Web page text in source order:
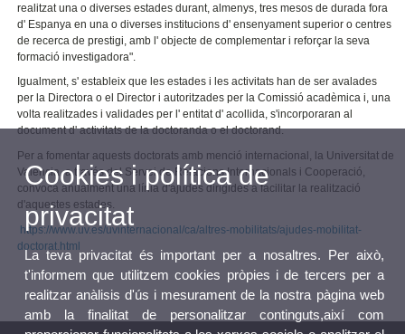
realitzat una o diverses estades durant, almenys, tres mesos de durada fora
d' Espanya en una o diverses institucions d' ensenyament superior o centres
de recerca de prestigi, amb l' objecte de complementar i reforçar la seva
formació investigadora".
Igualment, s' estableix que les estades i les activitats han de ser avalades
per la Directora o el Director i autoritzades per la Comissió acadèmica i, una
volta realitzades i validades per l' entitat d' acollida, s'incorporaran al
document d' activitats de la doctoranda o el doctorand.
Per a fomentar aquests doctorats amb menció internacional, la Universitat de
València, a través del Servei de Relacions Internacionals i Cooperació,
convoca anualment una línia d'ajudes dirigides a facilitar la realització
d'aquestes estades.
https://www.uv.es/uvinternacional/ca/altres-mobilitats/ajudes-mobilitat-
doctorat.html
Cookies i política de
privacitat
La teva privacitat és important per a nosaltres. Per això,
t'informem que utilitzem cookies pròpies i de tercers per a
realitzar anàlisis d'ús i mesurament de la nostra pàgina web
amb la finalitat de personalitzar continguts,així com